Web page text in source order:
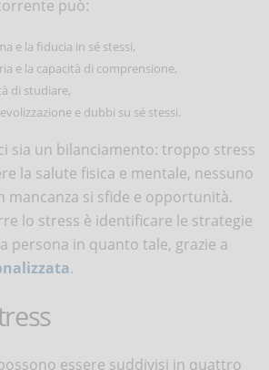
può:
e la fiducia in sé stessi,
e la capacità di comprensione,
di studiare,
e dubbi su sé stessi.
sia un bilanciamento: troppo stress
la salute fisica e mentale, nessuno
mancanza si sfide e opportunità.
lo stress è identificare le strategie
persona in quanto tale, grazie a
.
essere suddivisi in quattro